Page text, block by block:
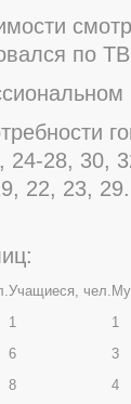
по
28, 30,
22, 23,
Учащиеся, чел.
1
1
6
3
8
4